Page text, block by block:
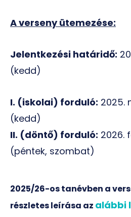
A verseny ütemezése:
Jelentkezési határidő:
(kedd)
I. (iskolai) forduló: 2025.
(kedd)
II. (döntő) forduló: 2026.
(péntek, szombat)
2025/26-os tanévben a
részletes leírása az alábbi